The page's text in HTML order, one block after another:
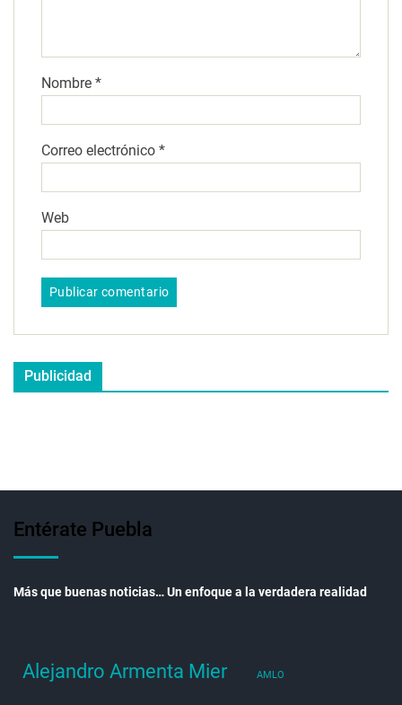
Nombre *
Correo electrónico *
Web
Publicidad
Entérate Puebla
Más que buenas noticias… Un enfoque a la verdadera realidad
Alejandro Armenta Mier AMLO